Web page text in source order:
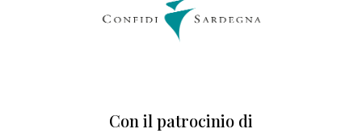
Con il patrocinio di